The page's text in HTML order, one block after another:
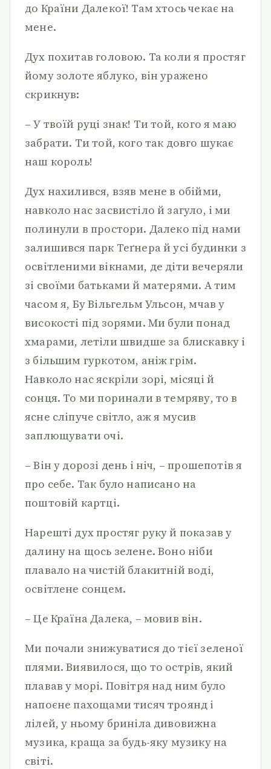
до Країни Далекої! Там хтось чекає на
мене.
Дух похитав головою. Та коли я простяг
йому золоте яблуко, він уражено
скрикнув:
– У твоїй руці знак! Ти той, кого я маю
забрати. Ти той, кого так довго шукає
наш король!
Дух нахилився, взяв мене в обійми,
навколо нас засвистіло й загуло, і ми
полинули в простори. Далеко під нами
залишився парк Теґнера й усі будинки з
освітленими вікнами, де діти вечеряли
зі своїми батьками й матерями. А тим
часом я, Бу Вільгельм Ульсон, мчав у
високості під зорями. Ми були понад
хмарами, летіли швидше за блискавку і
з більшим гуркотом, аніж грім.
Навколо нас яскріли зорі, місяці й
сонця. То ми поринали в темряву, то в
ясне сліпуче світло, аж я мусив
заплющувати очі.
– Він у дорозі день і ніч, – прошепотів я
про себе. Так було написано на
поштовій картці.
Нарешті дух простяг руку й показав у
далину на щось зелене. Воно ніби
плавало на чистій блакитній воді,
освітлене сонцем.
– Це Країна Далека, – мовив він.
Ми почали знижуватися до тієї зеленої
плями. Виявилося, що то острів, який
плавав у морі. Повітря над ним було
напоєне пахощами тисяч троянд і
лілей, у ньому бриніла дивовижна
музика, краща за будь-яку музику на
світі.